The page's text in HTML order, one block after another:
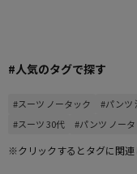
#人気のタグで探す
#スーツ ノータック #パンツ
#スーツ 30代
#パンツ ノー
※クリックするとタグに関連